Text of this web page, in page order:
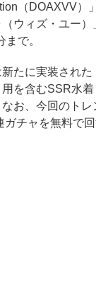
（DOAXVV）
ウィズ・ユー）
で。
たに実装された
を含むSSR水着
お、今回のトレ
チャを無料で回